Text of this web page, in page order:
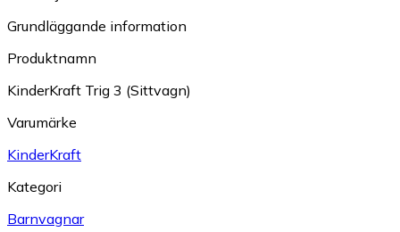
Grundläggande information
Produktnamn
KinderKraft Trig 3 (Sittvagn)
Varumärke
KinderKraft
Kategori
Barnvagnar